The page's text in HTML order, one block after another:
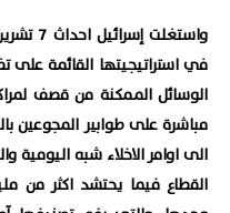
في استراتيجيتها القائمة
الوسائل الممكنة من قصف
مباشرة على طوابير المجوعين
الى اوامر الاخلاء شبه
القطاع فيما يحتشد اكثر